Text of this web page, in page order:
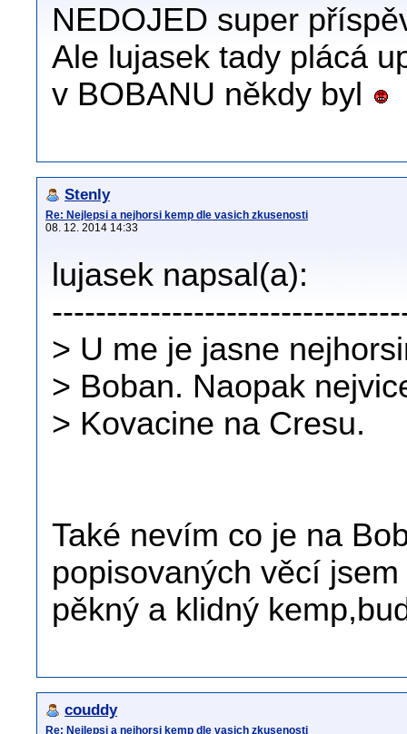
NEDOJED super
Ale lujasek tady plácá
v BOBANU někdy byl
Stenly
Re: Nejlepsi a nejhorsi kemp dle vasich zkusenosti
08. 12. 2014 14:33
lujasek napsal(a):
> U me je jasne
> Boban. Naopak
> Kovacine na Cresu.
Také nevím co je na
popisovaných věcí
pěkný a klidný
couddy
Re: Nejlepsi a nejhorsi kemp dle vasich zkusenosti